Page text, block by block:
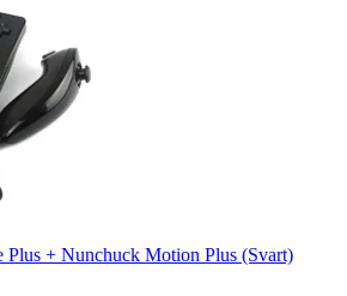
Plus + Nunchuck Motion Plus (Svart)